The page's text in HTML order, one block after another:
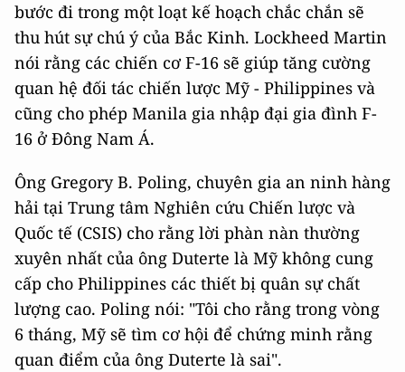
bước đi trong một loạt kế hoạch chắc chắn sẽ
thu hút sự chú ý của Bắc Kinh. Lockheed Martin
nói rằng các chiến cơ F-16 sẽ giúp tăng cường
quan hệ đối tác chiến lược Mỹ - Philippines và
cũng cho phép Manila gia nhập đại gia đình F-
16 ở Đông Nam Á.
Ông Gregory B. Poling, chuyên gia an ninh hàng
hải tại Trung tâm Nghiên cứu Chiến lược và
Quốc tế (CSIS) cho rằng lời phàn nàn thường
xuyên nhất của ông Duterte là Mỹ không cung
cấp cho Philippines các thiết bị quân sự chất
lượng cao. Poling nói: "Tôi cho rằng trong vòng
6 tháng, Mỹ sẽ tìm cơ hội để chứng minh rằng
quan điểm của ông Duterte là sai".